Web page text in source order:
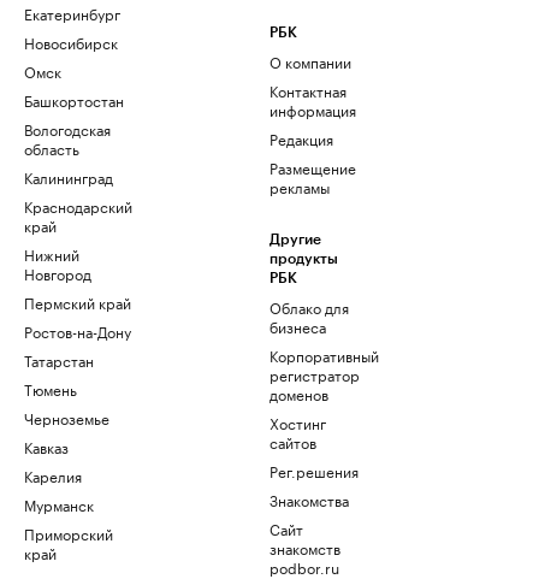
Екатеринбург
Новосибирск
Омск
Башкортостан
Вологодская
область
Калининград
Краснодарский
край
Нижний
Новгород
Пермский край
Ростов-на-Дону
Татарстан
Тюмень
Черноземье
Кавказ
Карелия
Мурманск
Приморский
край
РБК
О компании
Контактная
информация
Редакция
Размещение
рекламы
Другие
продукты
РБК
Облако для
бизнеса
Корпоративный
регистратор
доменов
Хостинг
сайтов
Рег.решения
Знакомства
Сайт
знакомств
podbor.ru